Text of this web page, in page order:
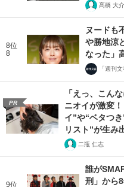
髙橋 大介
8位
8
ヌードも
や勝地涼
なった」
「週刊
PR
「えっ、こん
ニオイが激変
イ”や“ベタつ
リスト”が生み
二瓶 仁志
9位
誰が
刑」から